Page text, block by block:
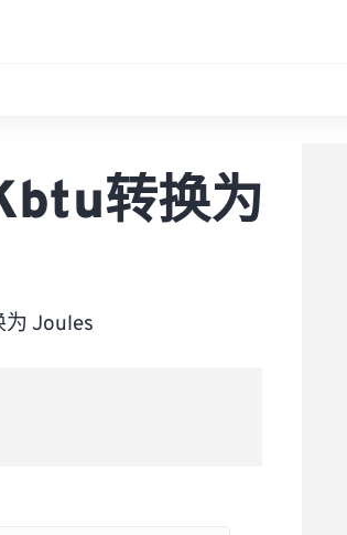
转换为
Joules